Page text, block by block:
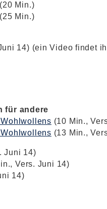
(20 Min.)
(25 Min.)
14) (ein Video findet
für andere
(10 Min.,
(13 Min.,
Juni 14)
Vers. Juni 14)
14)